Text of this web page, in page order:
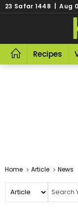
23 Safar 1448 | Aug
Recipes
Home Article News